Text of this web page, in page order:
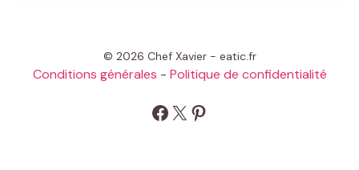
© 2026 Chef Xavier - eatic.fr
Conditions générales - Politique de confidentialité
Facebook
X Pinterest